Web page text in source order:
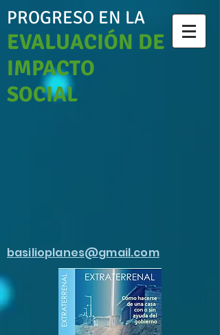
PROGRESO EN LA
EVALUACIÓN DE
IMPACTO
SOCIAL
basilioplanes@gmail.com